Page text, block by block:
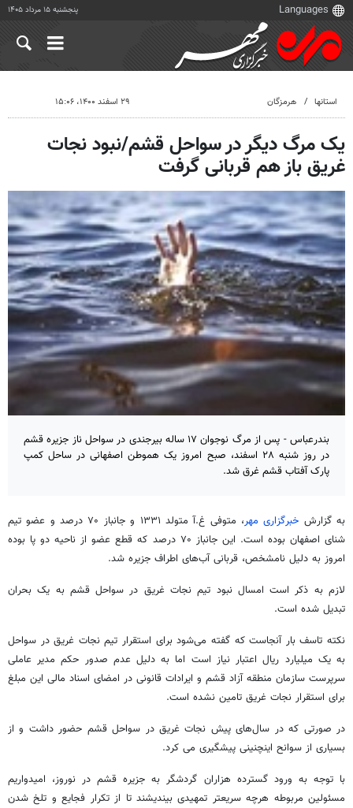
پنجشنبه ۱۵ مرداد ۱۴۰۵
استانها هرمزگان ۲۹ اسفند ۱۴۰۰، ۱۵:۰۶
یک مرگ دیگر در سواحل قشم/نبود نجات
غریق باز هم قربانی گرفت
بندرعباس - پس از مرگ نوجوان ۱۷ ساله بیرجندی در سواحل ناز جزیره قشم
در روز شنبه ۲۸ اسفند، صبح امروز یک هموطن اصفهانی در ساحل کمپ
پارک آفتاب قشم غرق شد.
به گزارش خبرگزاری مهر
، متوفی غ.آ متولد ۱۳۳۱ و جانباز ۷۰ درصد و عضو تیم
شنای اصفهان بوده است. این جانباز ۷۰ درصد که قطع عضو از ناحیه دو پا بوده
امروز به دلیل نامشخص، قربانی آب‌های اطراف جزیره شد.
لازم به ذکر است امسال نبود تیم نجات غریق در سواحل قشم به یک بحران
تبدیل شده است.
نکته تاسف بار آنجاست که گفته می‌شود برای استقرار تیم نجات غریق در سواحل
به یک میلیارد ریال اعتبار نیاز است اما به دلیل عدم صدور حکم مدیر عاملی
سرپرست سازمان منطقه آزاد قشم و ایرادات قانونی در امضای اسناد مالی این مبلغ
برای استقرار نجات غریق تامین نشده است.
در صورتی که در سال‌های پیش نجات غریق در سواحل قشم حضور داشت و از
بسیاری از سوانح اینچنینی پیشگیری می کرد.
با توجه به ورود گسترده هزاران گردشگر به جزیره قشم در نوروز، امیدواریم
مسئولین مربوطه هرچه سریعتر تمهیدی بیندیشند تا از تکرار فجایع و تلخ شدن